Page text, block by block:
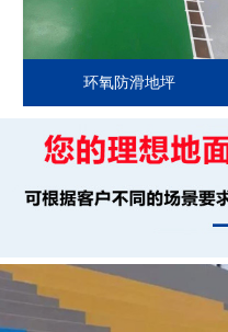
环氧防滑地坪